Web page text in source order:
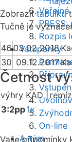
Veřejné
Rozpis
Vstupenky
On-line
A-tým
Zobrazittabulku
Tučně je
4603.02.2018
30 09.12.2017
Četnost
výhry KAD |
3:2pp1x
Vaše připomínky